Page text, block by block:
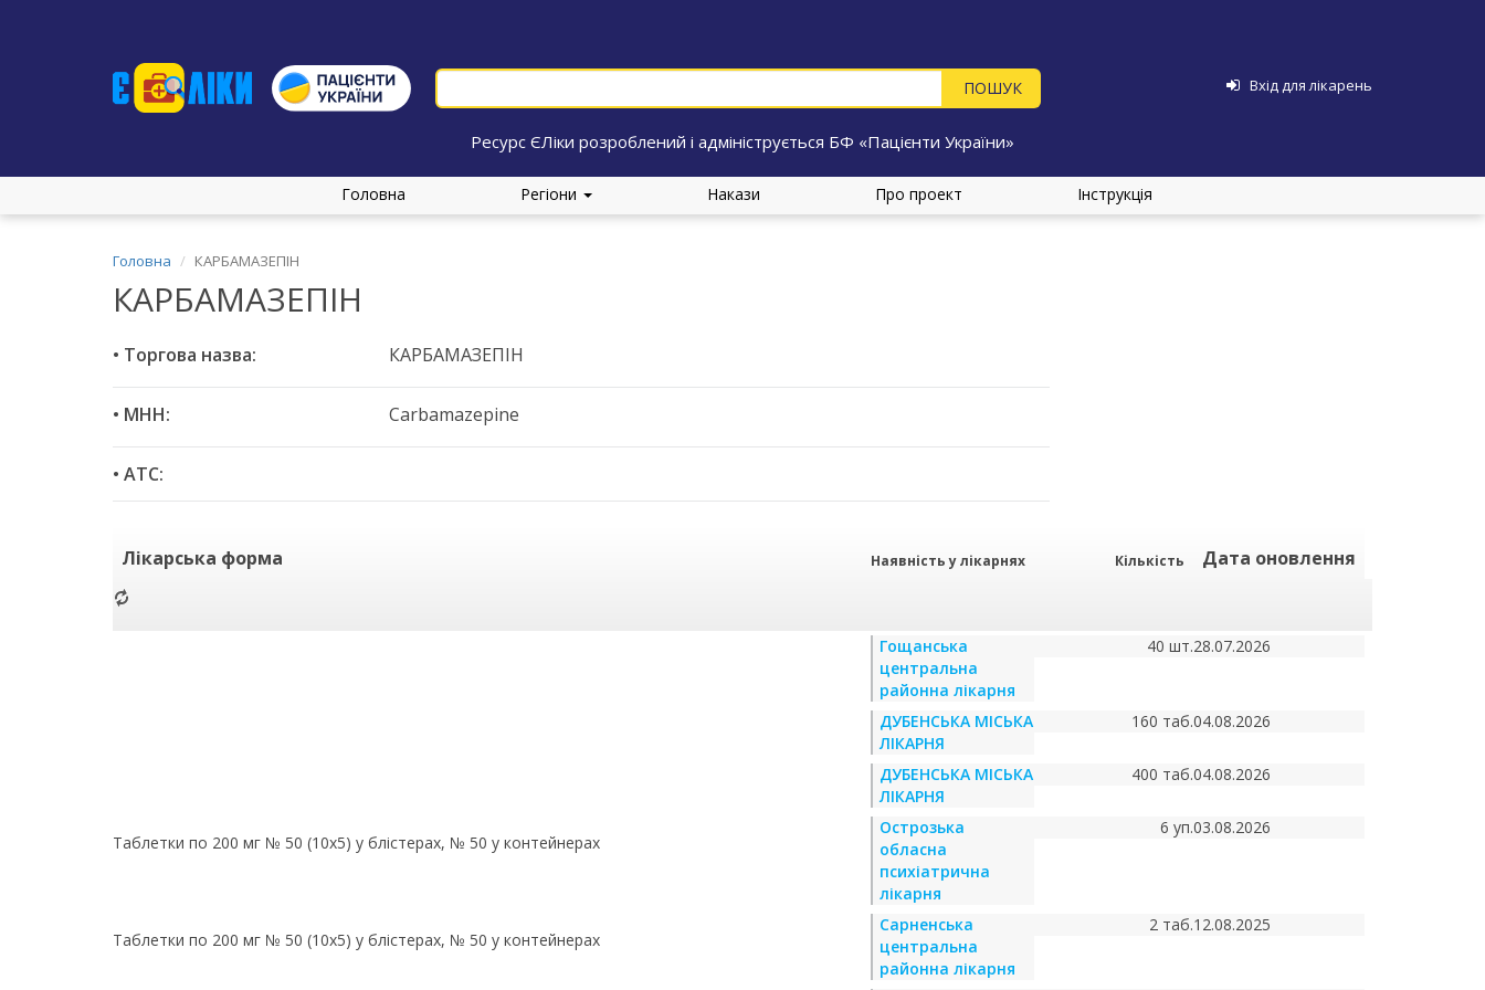
Вхід для лікарень
Ресурс ЄЛіки розроблений і адмініструється БФ «Пацієнти України»
Головна Регіони Накази Про проект Інструкція
Головна КАРБАМАЗЕПІН
КАРБАМАЗЕПІН
• Торгова назва: КАРБАМАЗЕПІН
• МНН: Carbamazepine
• ATC:
Лікарська форма Наявність у лікарнях Кількість Дата оновлення
Гощанська
центральна
районна лікарня
40 шт.28.07.2026
ДУБЕНСЬКА МІСЬКА
ЛІКАРНЯ
160 таб.04.08.2026
ДУБЕНСЬКА МІСЬКА
ЛІКАРНЯ
400 таб.04.08.2026
Таблетки по 200 мг № 50 (10х5) у блістерах, № 50 у контейнерах
Острозька
обласна
психіатрична
лікарня
6 уп.03.08.2026
Таблетки по 200 мг № 50 (10х5) у блістерах, № 50 у контейнерах
Сарненська
центральна
районна лікарня
2 таб.12.08.2025